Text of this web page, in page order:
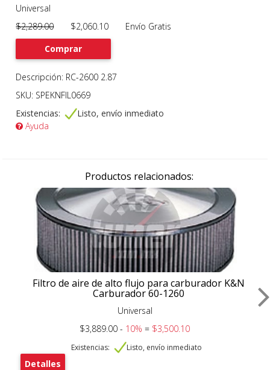
Previous
Universal
$2,289.00$2,060.10 Envío Gratis
Comprar
Descripción: RC-2600 2.87
SKU: SPEKNFIL0669
Existencias:
Listo, envío inmediato
Ayuda
Productos relacionados:
Filtro de aire de alto flujo para carburador K&N
Carburador 60-1260
Universal
$3,889.00 - 10%= $3,500.10
Existencias: Listo, envío inmediato
Detalles